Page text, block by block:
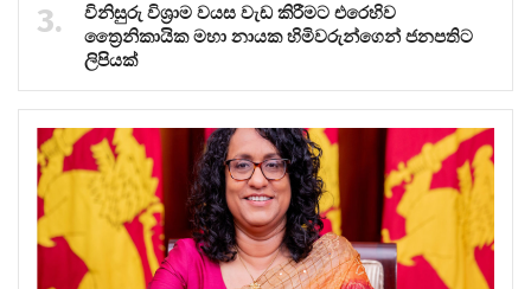
විනිසුරු විශ්‍රාම වයස වැඩ කිරීමට එරෙහිව
ත්‍රෛනිකායික මහා නායක හිමිවරුන්ගෙන් ජනපතිට
ලිපියක්